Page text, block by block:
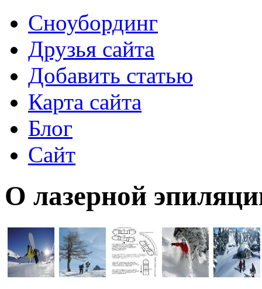
Сноубординг
Друзья сайта
Добавить статью
Карта сайта
Блог
Сайт
О лазерной